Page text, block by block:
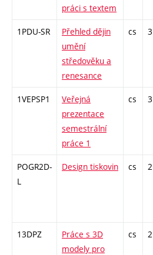
práci s textem
1PDU-SR
Přehled dějin
umění
středověku a
renesance
cs 3
1VEPSP1
Veřejná
prezentace
semestrální
práce 1
cs 3
POGR2D-
L
Design tiskovin cs 2
13DPZ
Práce s 3D
modely pro
cs 2